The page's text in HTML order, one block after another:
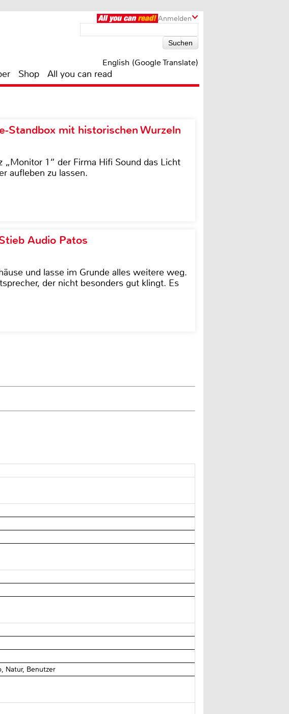
Anmelden
English (Google Translate)
Shop All you can read
Standbox mit historischen Wurzeln
„Monitor 1“ der Firma Hifi Sound das Licht
aufleben zu lassen.
Audio Patos
und lasse im Grunde alles weitere weg.
der nicht besonders gut klingt. Es
Natur, Benutzer